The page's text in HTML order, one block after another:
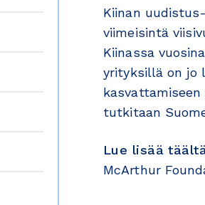
Kiinan
viimeisintä
Kiinassa
yrityksillä on jo
tutkitaan
Lue lisää
McArthur